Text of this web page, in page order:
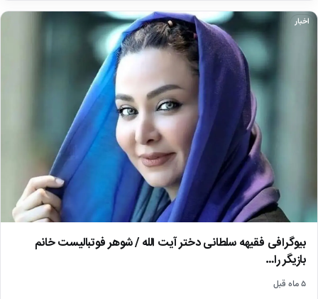
اخبار
بیوگرافی فقیهه سلطانی دختر آیت الله / شوهر فوتبالیست خانم
بازیگر را…
۵ ماه قبل